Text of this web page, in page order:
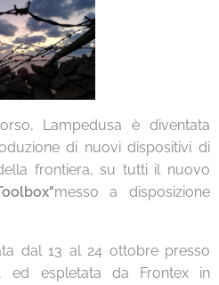
Lampedusa è diventata
di nuovi dispositivi di
frontiera, su tutti il nuovo
messo a disposizione
dal 13 al 24 ottobre presso
ed espletata da Frontex in